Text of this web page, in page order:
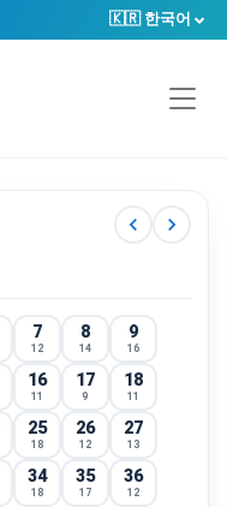
🇰🇷 한국어
chevron_left chevron_right
7
12
8
14
9
16
16
11
17
9
18
11
25
18
26
12
27
13
34
18
35
17
36
12